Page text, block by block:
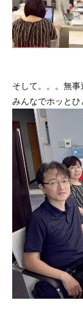
そして。。。無事
みんなでホッと